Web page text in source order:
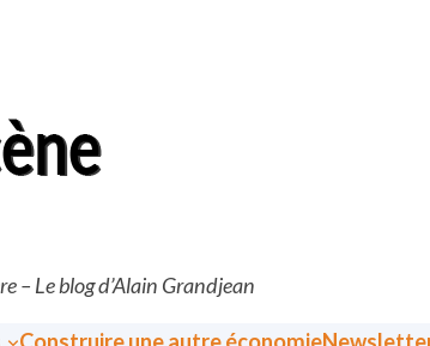
– Le blog d’Alain Grandjean